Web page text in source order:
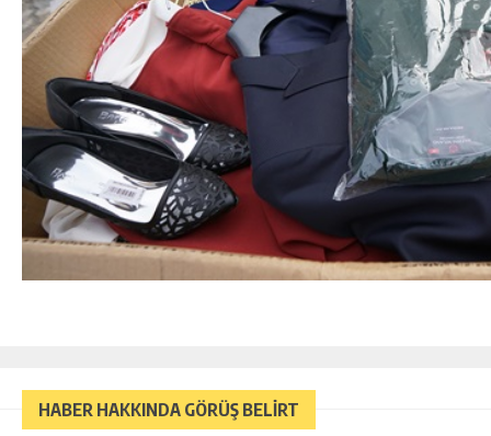
HABER HAKKINDA GÖRÜŞ BELİRT